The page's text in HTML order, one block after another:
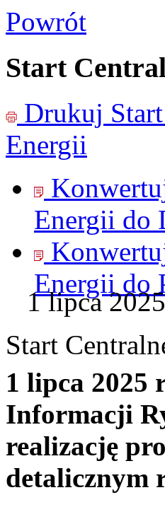
Powrót
Start
Drukuj
Energii
Energii do
Energii do
1 lipca
Start
1 lipca 2025
Informacji
realizację
detalicznym